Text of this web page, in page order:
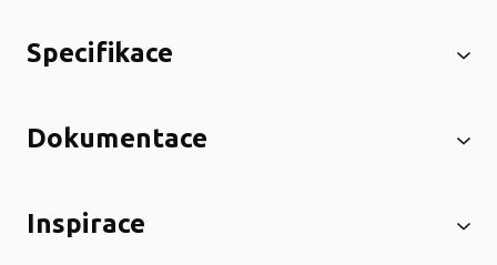
Specifikace
Dokumentace
Inspirace